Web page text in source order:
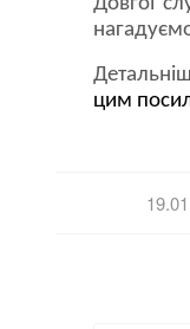
Довгої
цим
/